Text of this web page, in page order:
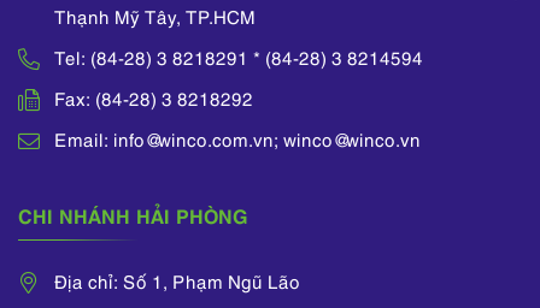
Thạnh Mỹ Tây, TP.HCM
Tel: (84-28) 3 8218291 * (84-28) 3 8214594
Fax: (84-28) 3 8218292
Email: info@winco.com.vn; winco@winco.vn
CHI NHÁNH HẢI PHÒNG
Địa chỉ: Số 1, Phạm Ngũ Lão